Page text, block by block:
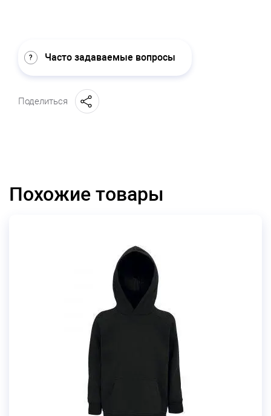
Часто задаваемые вопросы
Поделиться
Похожие товары